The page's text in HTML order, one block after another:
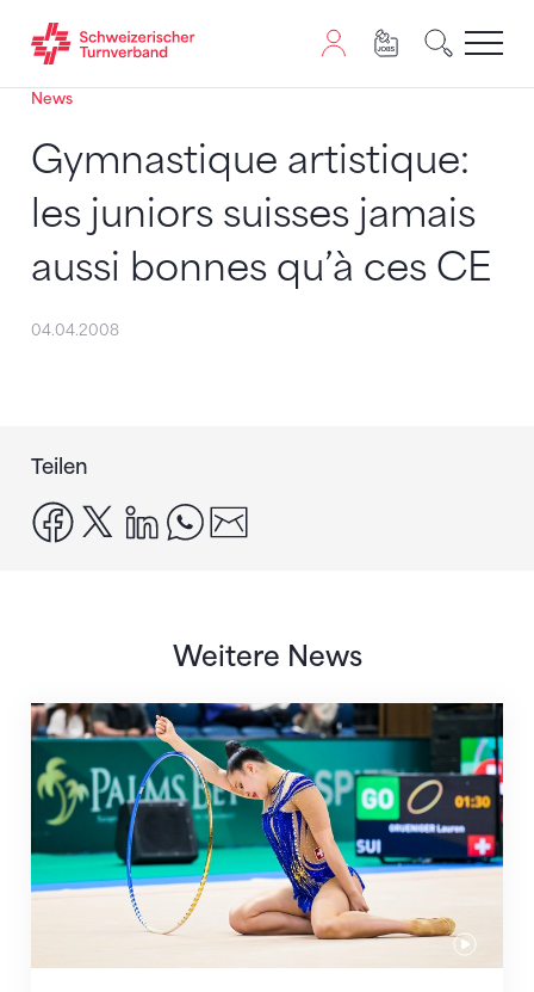
Zum Inhalt springen
Zur Sitemap navigieren
Zum Navigieren dieser Seite wird JavaScript benötigt.
News
Gymnastique artistique:
les juniors suisses jamais
aussi bonnes qu’à ces CE
04.04.2008
Teilen
facebook
x linkedinwhatsapp
Weitere News
Nächster Halt: Weltmeisterschaft